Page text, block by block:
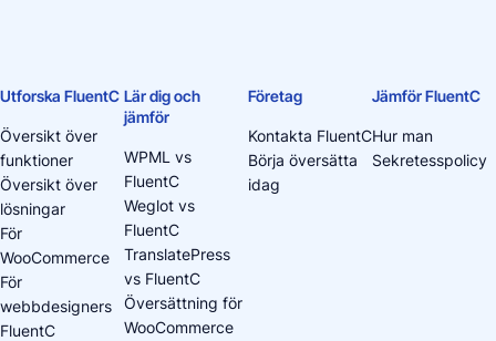
Utforska FluentC
Översikt över
funktioner
Översikt över
lösningar
För
WooCommerce
För
webbdesigners
FluentC
Lär dig och
jämför
WPML vs
FluentC
Weglot vs
FluentC
TranslatePress
vs FluentC
Översättning för
WooCommerce
Företag
Kontakta FluentC
Börja översätta
idag
Jämför FluentC
Hur man
Sekretesspolicy